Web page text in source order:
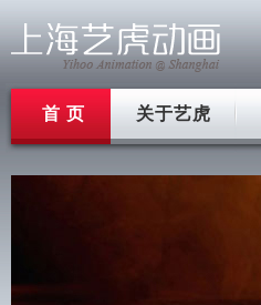
首 页 关于艺虎